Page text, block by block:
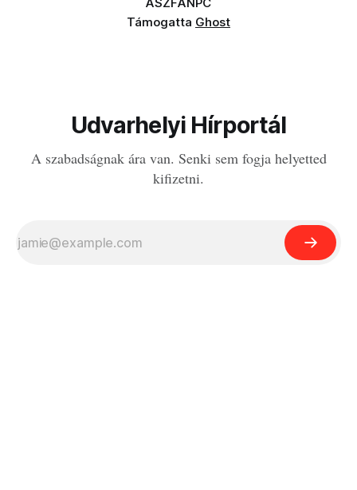
Támogatta Ghost
Udvarhelyi Hírportál
A szabadságnak ára van. Senki sem fogja helyetted
kifizetni.